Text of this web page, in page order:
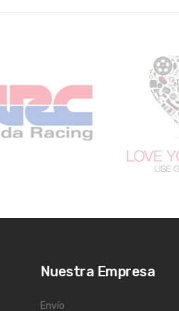
Nuestra Empresa
Envío